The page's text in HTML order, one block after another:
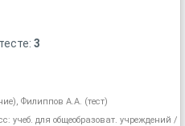
3
Филиппов А.А. (тест)
учеб. для общеобразоват. учреждений /